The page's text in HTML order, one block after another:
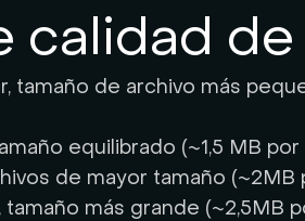
calidad de
tamaño de archivo más
equilibrado (~1,5 MB
de mayor tamaño
tamaño más grande (~2,5MB